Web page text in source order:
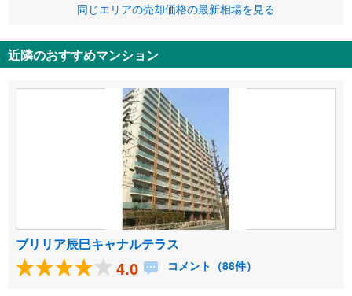
同じエリアの売却価格の最新相場を見る
近隣のおすすめマンション
ブリリア辰巳キャナルテラス
4.0 コメント（88件）